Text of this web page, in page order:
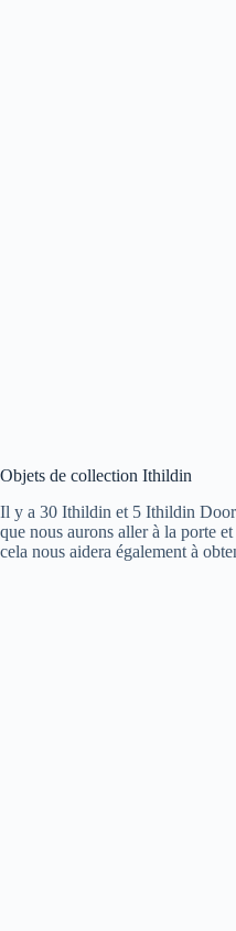
Objets de collection Ithildin
Il y a 30 Ithildin et 5 Ithildin
que nous aurons aller à la porte
cela nous aidera également à